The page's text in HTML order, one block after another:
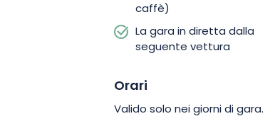
caffè)
La gara in diretta dalla
seguente vettura
Orari
Valido solo nei giorni di gara.